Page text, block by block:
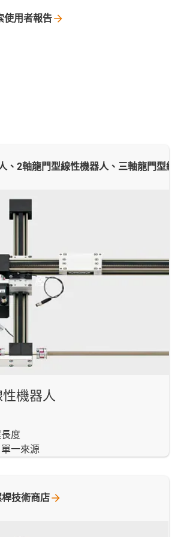
使用者報告
機器人
度
一來源
、2軸龍門型線性機器人、三軸龍門型線性
技術商店